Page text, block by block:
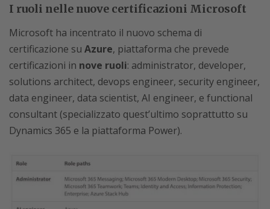
I ruoli nelle nuove certificazioni Microsoft
Microsoft ha incentrato il nuovo schema di
certificazione su Azure, piattaforma che prevede
certificazioni in nove ruoli: administrator, developer,
solutions architect, devops engineer, security engineer,
data engineer, data scientist, AI engineer, e functional
consultant (specializzato quest’ultimo soprattutto su
Dynamics 365 e la piattaforma Power).